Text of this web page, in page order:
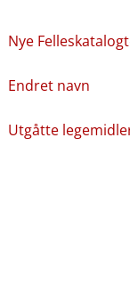
Nye
Endret navn
Utgåtte